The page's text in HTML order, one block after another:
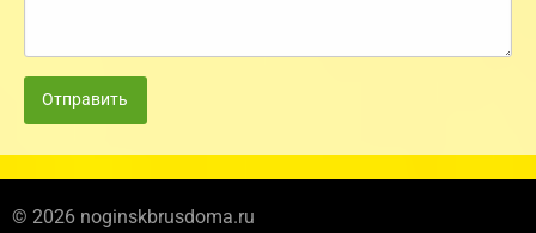
Отправить
© 2026 noginskbrusdoma.ru